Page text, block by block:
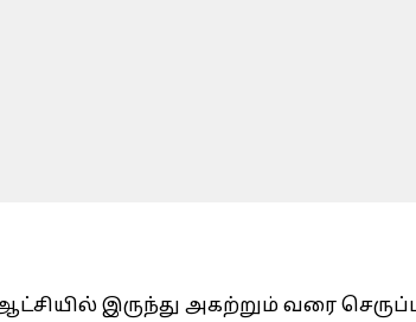
ஆட்சியில் இருந்து அகற்றும் வரை